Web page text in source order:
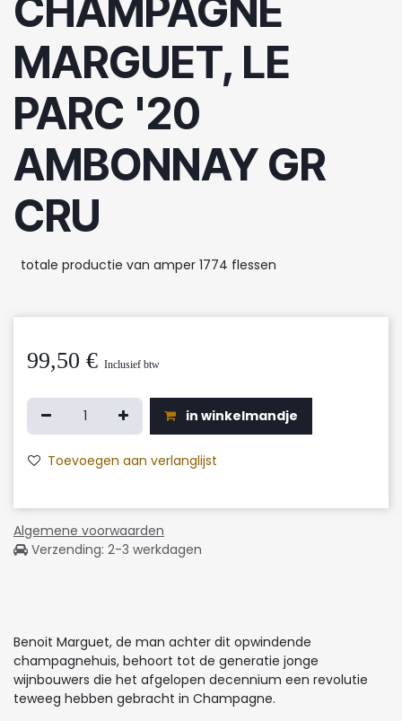
CHAMPAGNE
MARGUET, LE
PARC '20
AMBONNAY GR
CRU
totale productie van amper 1774 flessen
99,50 € Inclusief btw
in winkelmandje
Toevoegen aan verlanglijst
Algemene voorwaarden
Verzending: 2-3 werkdagen
Benoit Marguet, de man achter dit opwindende
champagnehuis, behoort tot de generatie jonge
wijnbouwers die het afgelopen decennium een revolutie
teweeg hebben gebracht in Champagne.